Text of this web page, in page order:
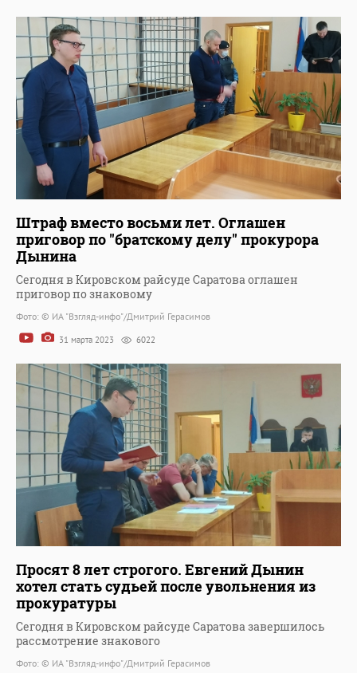
Штраф вместо восьми лет. Оглашен
приговор по "братскому делу" прокурора
Дынина
Сегодня в Кировском райсуде Саратова оглашен
приговор по знаковому
Фото: © ИА "Взгляд-инфо"/Дмитрий Герасимов
31 марта 2023 6022
Просят 8 лет строгого. Евгений Дынин
хотел стать судьей после увольнения из
прокуратуры
Сегодня в Кировском райсуде Саратова завершилось
рассмотрение знакового
Фото: © ИА "Взгляд-инфо"/Дмитрий Герасимов